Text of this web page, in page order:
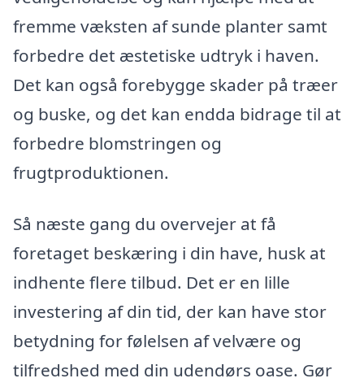
fremme væksten af sunde planter samt
forbedre det æstetiske udtryk i haven.
Det kan også forebygge skader på træer
og buske, og det kan endda bidrage til at
forbedre blomstringen og
frugtproduktionen.
Så næste gang du overvejer at få
foretaget beskæring i din have, husk at
indhente flere tilbud. Det er en lille
investering af din tid, der kan have stor
betydning for følelsen af velvære og
tilfredshed med din udendørs oase. Gør